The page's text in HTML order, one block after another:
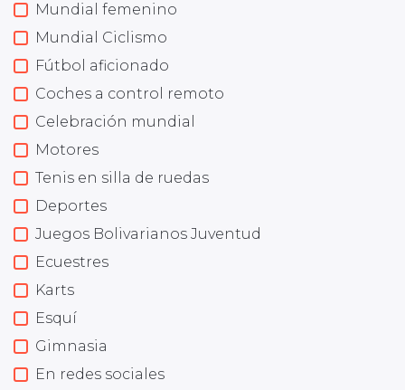
Mundial femenino
Mundial Ciclismo
Fútbol aficionado
Coches a control remoto
Celebración mundial
Motores
Tenis en silla de ruedas
Deportes
Juegos Bolivarianos Juventud
Ecuestres
Karts
Esquí
Gimnasia
En redes sociales